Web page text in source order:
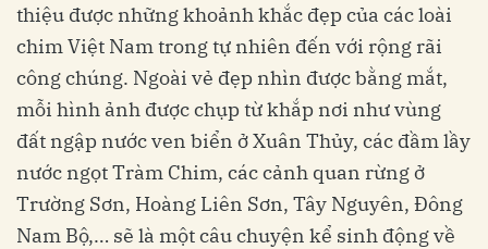
thiệu được những khoảnh khắc đẹp của các loài
chim Việt Nam trong tự nhiên đến với rộng rãi
công chúng. Ngoài vẻ đẹp nhìn được bằng mắt,
mỗi hình ảnh được chụp từ khắp nơi như vùng
đất ngập nước ven biển ở Xuân Thủy, các đầm lầy
nước ngọt Tràm Chim, các cảnh quan rừng ở
Trường Sơn, Hoàng Liên Sơn, Tây Nguyên, Đông
Nam Bộ,… sẽ là một câu chuyện kể sinh động về